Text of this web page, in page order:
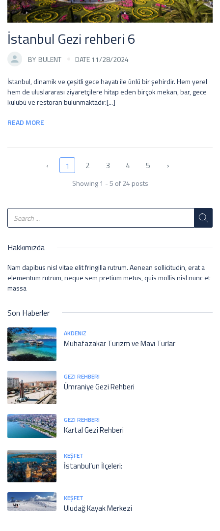
İstanbul Gezi rehberi 6
BY BULENT DATE 11/28/2024
İstanbul, dinamik ve çeşitli gece hayatı ile ünlü bir şehirdir. Hem yerel
hem de uluslararası ziyaretçilere hitap eden birçok mekan, bar, gece
kulübü ve restoran bulunmaktadır.[...]
READ MORE
‹ 1 2 3 4 5 ›
Showing 1 - 5 of 24 posts
Hakkımızda
Nam dapibus nisl vitae elit fringilla rutrum. Aenean sollicitudin, erat a
elementum rutrum, neque sem pretium metus, quis mollis nisl nunc et
massa
Son Haberler
AKDENIZ
Muhafazakar Turizm ve Mavi Turlar
GEZI REHBERI
Ümraniye Gezi Rehberi
GEZI REHBERI
Kartal Gezi Rehberi
KEŞFET
İstanbul’un İlçeleri:
KEŞFET
Uludağ Kayak Merkezi